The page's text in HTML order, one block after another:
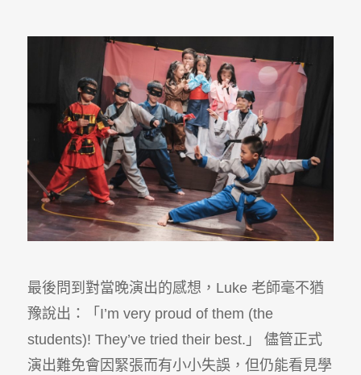
最後問到對當晚演出的感想，Luke 老師毫不猶
豫說出：「I’m very proud of them (the
students)! They’ve tried their best.」 儘管正式
演出難免會因緊張而有小小失誤，但仍能看見學